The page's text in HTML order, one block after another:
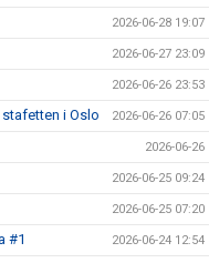
2026-06-28 19:07
2026-06-27 23:09
2026-06-26 23:53
i Oslo 2026-06-26 07:05
2026-06-26
2026-06-25 09:24
2026-06-25 07:20
#1 2026-06-24 12:54